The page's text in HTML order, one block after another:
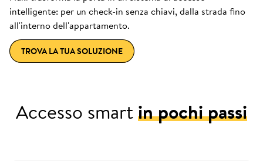
intelligente: per un check-in senza chiavi, dalla strada fino
all'interno dell'appartamento.
TROVA LA TUA SOLUZIONE
Accesso smartin pochi passi